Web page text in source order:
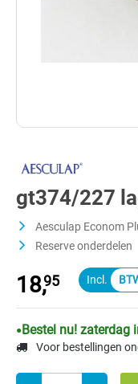
gt374/227
Aesculap Econom
Reserve onderdelen
18,95
Bestel nu! zaterdag
Voor bestellingen